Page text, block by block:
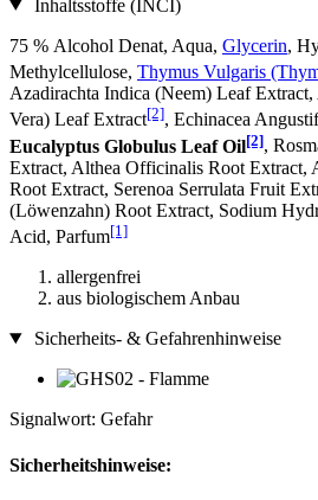
Inhaltsstoffe (INCI)
75 % Alcohol Denat, Aqua, Glycerin,
Methylcellulose, Thymus Vulgaris
Azadirachta Indica (Neem) Leaf
Vera) Leaf Extract[2], Echinacea
Eucalyptus Globulus Leaf Oil[2],
Extract, Althea Officinalis Root Extract,
Root Extract, Serenoa Serrulata Fruit
(Löwenzahn) Root Extract, Sodium
Acid, Parfum[1]
allergenfrei
aus biologischem Anbau
Sicherheits- & Gefahrenhinweise
Signalwort: Gefahr
Sicherheitshinweise: